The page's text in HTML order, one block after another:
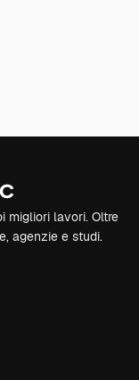
migliori lavori. Oltre
agenzie e studi.